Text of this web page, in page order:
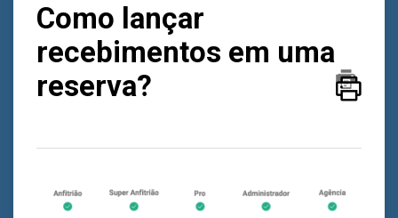
Como lançar
recebimentos em uma
reserva?